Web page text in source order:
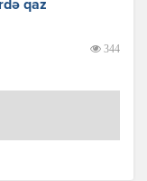
qaz
344